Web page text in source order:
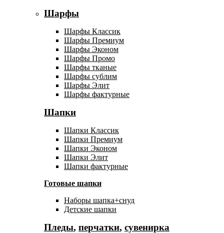
Шарфы
Шарфы Классик
Шарфы Премиум
Шарфы Эконом
Шарфы Промо
Шарфы тканые
Шарфы сублим
Шарфы Элит
Шарфы фактурные
Шапки
Шапки Классик
Шапки Премиум
Шапки Эконом
Шапки Элит
Шапки фактурные
Готовые шапки
Наборы шапка+снуд
Детские шапки
Пледы, перчатки, сувенирка